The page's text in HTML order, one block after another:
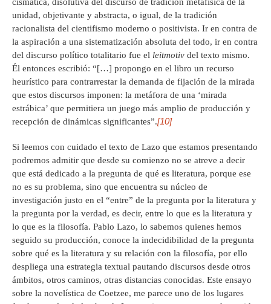
cismática, disolutiva del discurso de tradición metafísica de la
unidad, objetivante y abstracta, o igual, de la tradición
racionalista del cientifismo moderno o positivista. Ir en contra de
la aspiración a una sistematización absoluta del todo, ir en contra
del discurso político totalitario fue el leitmotiv del texto mismo.
Él entonces escribió: “[…] propongo en el libro un recurso
heurístico para contrarrestar la demanda de fijación de la mirada
que estos discursos imponen: la metáfora de una ‘mirada
estrábica’ que permitiera un juego más amplio de producción y
recepción de dinámicas significantes”.[10]
Si leemos con cuidado el texto de Lazo que estamos presentando
podremos admitir que desde su comienzo no se atreve a decir
que está dedicado a la pregunta de qué es literatura, porque ese
no es su problema, sino que encuentra su núcleo de
investigación justo en el “entre” de la pregunta por la literatura y
la pregunta por la verdad, es decir, entre lo que es la literatura y
lo que es la filosofía. Pablo Lazo, lo sabemos quienes hemos
seguido su producción, conoce la indecidibilidad de la pregunta
sobre qué es la literatura y su relación con la filosofía, por ello
despliega una estrategia textual pautando discursos desde otros
ámbitos, otros caminos, otras distancias conocidas. Este ensayo
sobre la novelística de Coetzee, me parece uno de los lugares